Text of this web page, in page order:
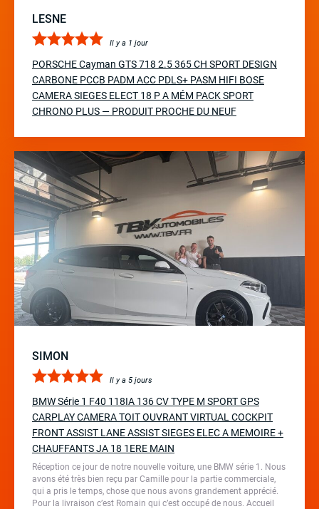
LESNE
Il y a 1 jour
PORSCHE Cayman GTS 718 2.5 365 CH SPORT DESIGN
CARBONE PCCB PADM ACC PDLS+ PASM HIFI BOSE
CAMERA SIEGES ELECT 18 P A MÉM PACK SPORT
CHRONO PLUS — PRODUIT PROCHE DU NEUF
SIMON
Il y a 5 jours
BMW Série 1 F40 118IA 136 CV TYPE M SPORT GPS
CARPLAY CAMERA TOIT OUVRANT VIRTUAL COCKPIT
FRONT ASSIST LANE ASSIST SIEGES ELEC A MEMOIRE +
CHAUFFANTS JA 18 1ERE MAIN
Réception ce jour de notre nouvelle voiture, une BMW série 1. Nous
avons été très bien reçu par Camille pour la partie commerciale,
qui a pris le temps, chose que nous avons grandement apprécié.
Pour la livraison c’est Romain qui c’est occupé de nous. Accueil